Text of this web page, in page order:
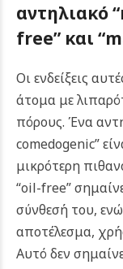
αντηλιακό
free” και
Οι ενδείξεις
άτομα με
πόρους. Ένα
comedogenic”
μικρότερη
“oil-free”
σύνθεσή του,
αποτέλεσμα,
Αυτό δεν